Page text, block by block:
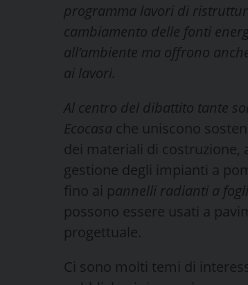
programma lavori di
cambiamento delle fonti
all’ambiente ma offrono
ai lavori.
Al centro del dibattito tante
Ecocasa che uniscono
dei materiali di costruzione,
gestione degli impianti a
fino ai pannelli radianti a
possono essere usati a
progettuale.
Ci sono molti temi di